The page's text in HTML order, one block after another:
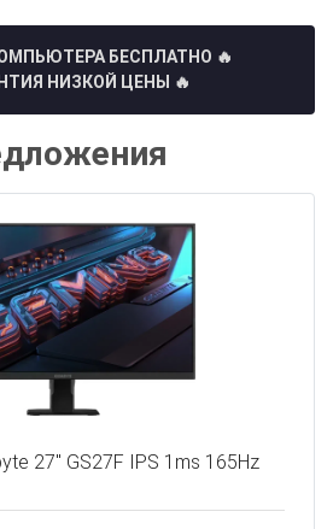
БЕСПЛАТНО 🔥
НИЗКОЙ ЦЕНЫ 🔥
27" GS27F IPS 1ms 165Hz